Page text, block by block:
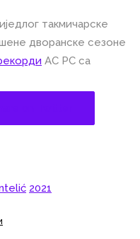
такмичарске
дворанске сезоне
АС РС са
2021